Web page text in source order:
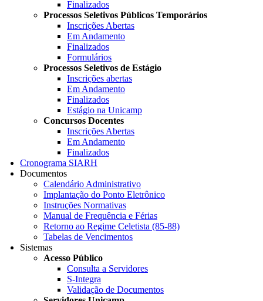
Finalizados
Processos Seletivos Públicos Temporários
Inscrições Abertas
Em Andamento
Finalizados
Formulários
Processos Seletivos de Estágio
Inscrições abertas
Em Andamento
Finalizados
Estágio na Unicamp
Concursos Docentes
Inscrições Abertas
Em Andamento
Finalizados
Cronograma SIARH
Documentos
Calendário Administrativo
Implantação do Ponto Eletrônico
Instruções Normativas
Manual de Frequência e Férias
Retorno ao Regime Celetista (85-88)
Tabelas de Vencimentos
Sistemas
Acesso Público
Consulta a Servidores
S-Integra
Validação de Documentos